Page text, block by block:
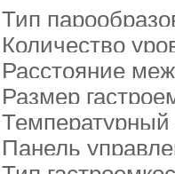
Тип
Количество
Расстояние
Размер
Температурный
Панель